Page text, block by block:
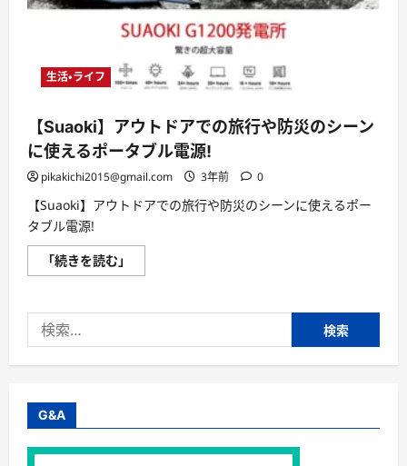
生活・ライフ
【Suaoki】アウトドアでの旅行や防災のシーン
に使えるポータブル電源!
pikakichi2015@gmail.com 3年前 0
【Suaoki】アウトドアでの旅行や防災のシーンに使えるポー
タブル電源!
「続きを読む」
ア
ド
の
旅
の
ー
索:
G&A